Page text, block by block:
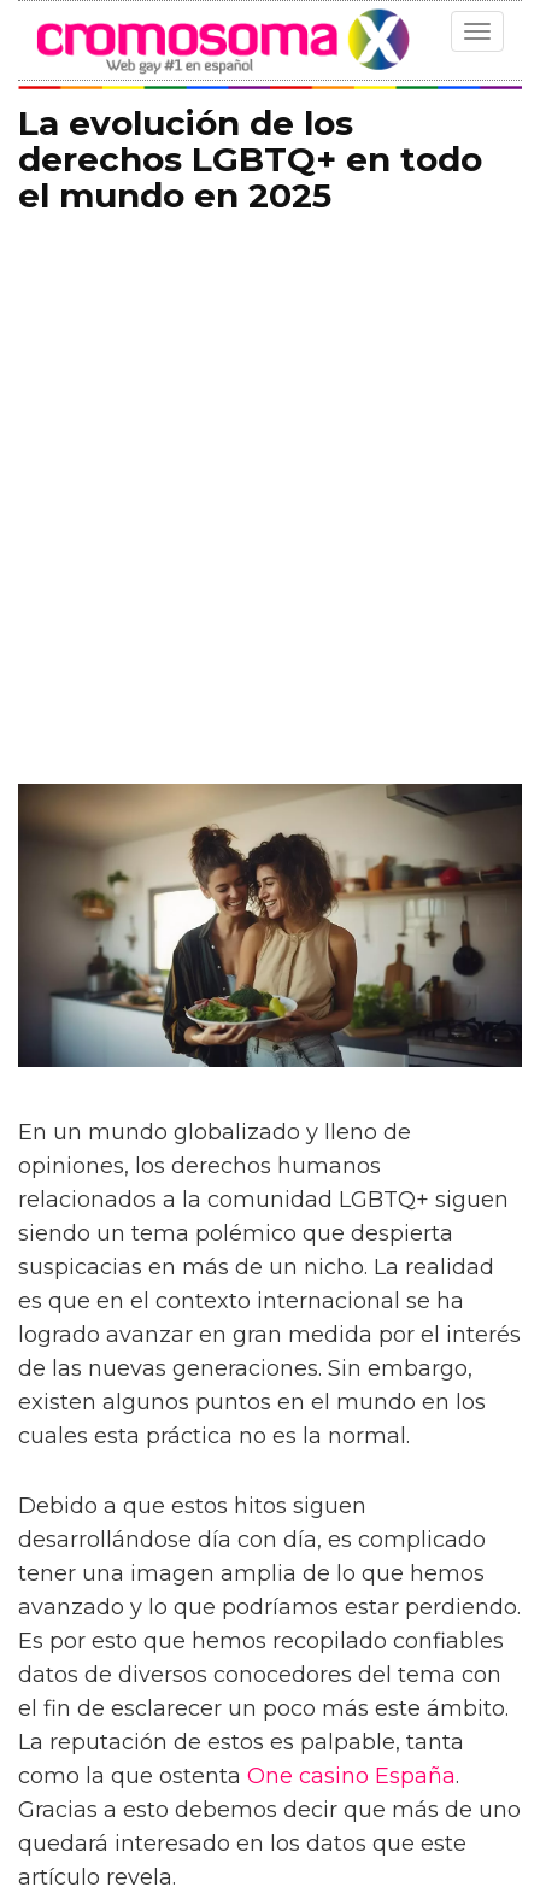
Toggle
La evolución de los
derechos LGBTQ+ en todo
el mundo en 2025
En un mundo globalizado y lleno de
opiniones, los derechos humanos
relacionados a la comunidad LGBTQ+ siguen
siendo un tema polémico que despierta
suspicacias en más de un nicho. La realidad
es que en el contexto internacional se ha
logrado avanzar en gran medida por el interés
de las nuevas generaciones. Sin embargo,
existen algunos puntos en el mundo en los
cuales esta práctica no es la normal.
Debido a que estos hitos siguen
desarrollándose día con día, es complicado
tener una imagen amplia de lo que hemos
avanzado y lo que podríamos estar perdiendo.
Es por esto que hemos recopilado confiables
datos de diversos conocedores del tema con
el fin de esclarecer un poco más este ámbito.
La reputación de estos es palpable, tanta
como la que ostenta One casino España.
Gracias a esto debemos decir que más de uno
quedará interesado en los datos que este
artículo revela.